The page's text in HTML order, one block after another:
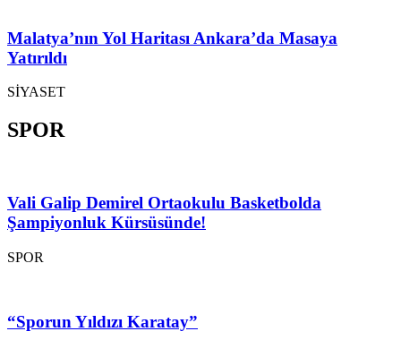
Malatya’nın Yol Haritası Ankara’da Masaya
Yatırıldı
SİYASET
SPOR
Vali Galip Demirel Ortaokulu Basketbolda
Şampiyonluk Kürsüsünde!
SPOR
“Sporun Yıldızı Karatay”